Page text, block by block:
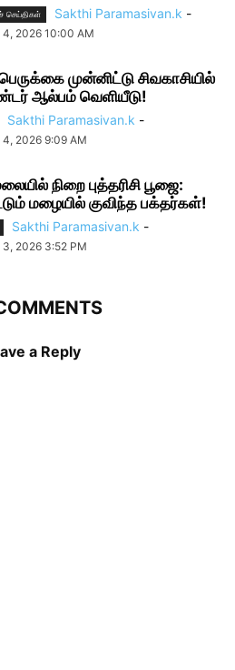
செய்திகள் Sakthi Paramasivan.k -
4, 2026 10:00 AM
முன்னிட்டு சிவகாசியில்
ஆல்பம் வெளியீடு!
Sakthi Paramasivan.k -
4, 2026 9:09 AM
நிறை புத்தரிசி பூஜை:
மழையில் குவிந்த பக்தர்கள்!
Sakthi Paramasivan.k -
3, 2026 3:52 PM
a Reply